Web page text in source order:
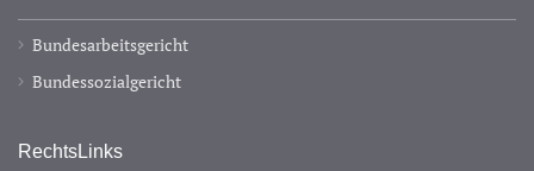
Bundesarbeitsgericht
Bundessozialgericht
RechtsLinks